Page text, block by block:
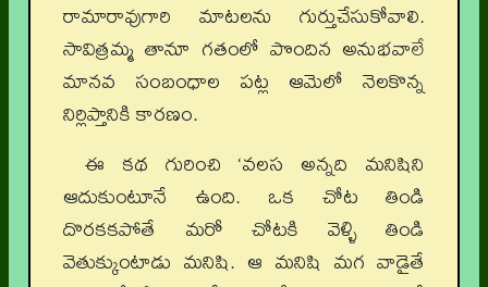
రామారావుగారి మాటలను గుర్తుచేసుకోవాలి.
సావిత్రమ్మ తానూ గతంలో పొందిన అనుభవాలే
మానవ సంబంధాల పట్ల ఆమెలో నెలకొన్న
నిర్లిప్తానికి కారణం.
ఈ కథ గురించి ‘వలస అన్నది మనిషిని
ఆదుకుంటూనే ఉంది. ఒక చోట తిండి
దొరకకపోతే మరో చోటకి వెళ్ళి తిండి
వెతుక్కుంటాడు మనిషి. ఆ మనిషి మగ వాడైతే